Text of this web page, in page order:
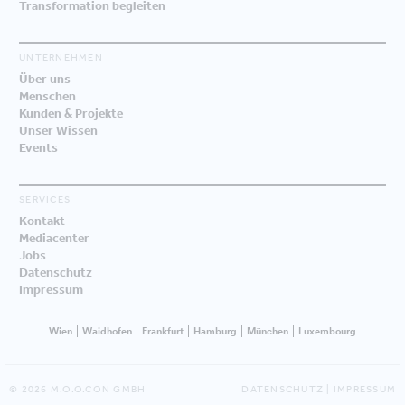
Transformation begleiten
UNTERNEHMEN
Über uns
Menschen
Kunden & Projekte
Unser Wissen
Events
SERVICES
Kontakt
Mediacenter
Jobs
Datenschutz
Impressum
Wien Waidhofen Frankfurt Hamburg München Luxembourg
© 2026 M.O.O.CON GMBH DATENSCHUTZ IMPRESSUM